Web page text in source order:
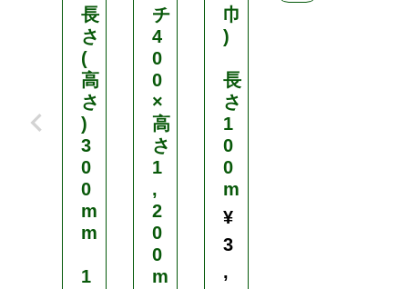
長
さ
(
高
さ
)
3
0
0
m
m
1
チ
4
0
0
×
高
さ
1
,
2
0
0
m
巾
)
長
さ
1
0
0
m
¥
3
,